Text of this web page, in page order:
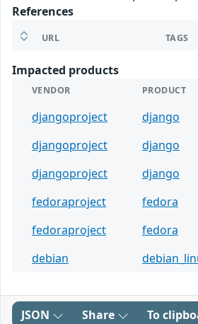
References
URL TAGS
Impacted products
VENDOR PRODUCT
djangoproject django
djangoproject
django
djangoproject
django
fedoraproject
fedora
fedoraproject
fedora
debian
JSON Share To